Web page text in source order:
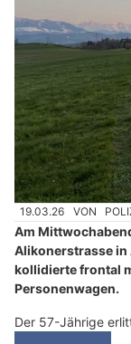
19.03.26 VON
Am
Alikonerstrasse in
kollidierte frontal
Personenwagen.
Der 57-Jährige